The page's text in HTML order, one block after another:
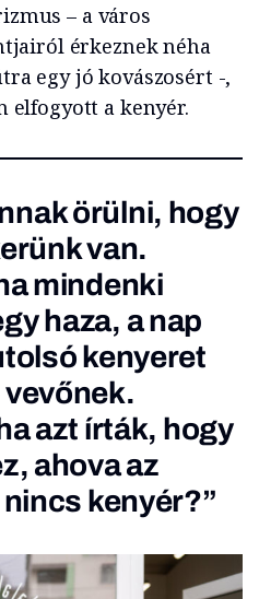
– a város
érkeznek néha
egy jó kovászosért -,
elfogyott a kenyér.
örülni, hogy
van.
mindenki
haza, a nap
kenyeret
azt írták, hogy
ahova az
kenyér?”